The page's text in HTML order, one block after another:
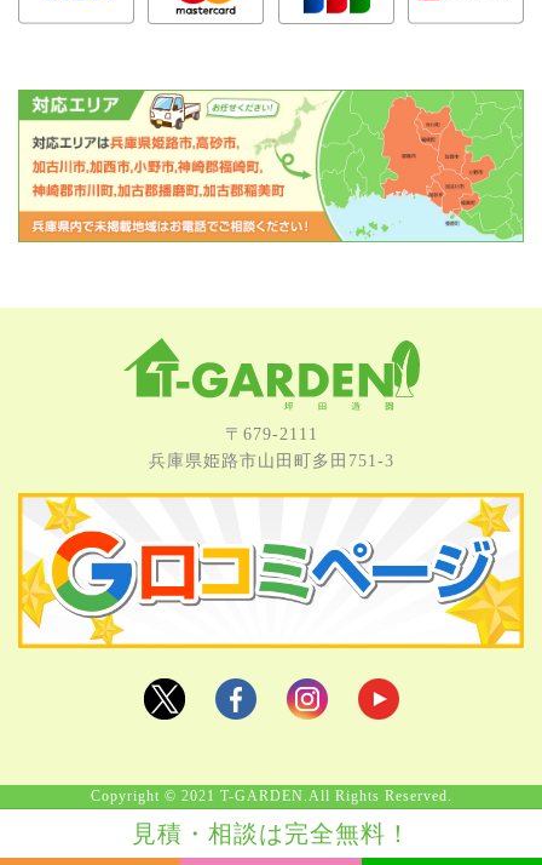
〒679-2111
兵庫県姫路市⼭⽥町多⽥751-3
見積・相談は完全無料！
Copyright © 2021 T-GARDEN.All Rights Reserved.